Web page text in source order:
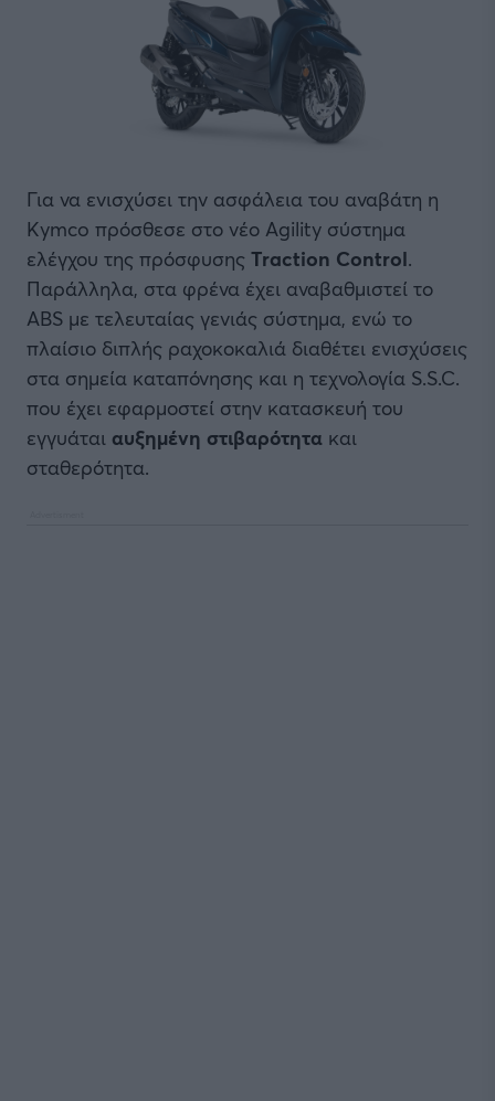
Για να ενισχύσει την ασφάλεια του αναβάτη η
Kymco πρόσθεσε στο νέο Agility σύστημα
ελέγχου της πρόσφυσης Traction Control.
Παράλληλα, στα φρένα έχει αναβαθμιστεί το
ABS με τελευταίας γενιάς σύστημα, ενώ το
πλαίσιο διπλής ραχοκοκαλιά διαθέτει ενισχύσεις
στα σημεία καταπόνησης και η τεχνολογία S.S.C.
που έχει εφαρμοστεί στην κατασκευή του
εγγυάται αυξημένη στιβαρότητα και
σταθερότητα.